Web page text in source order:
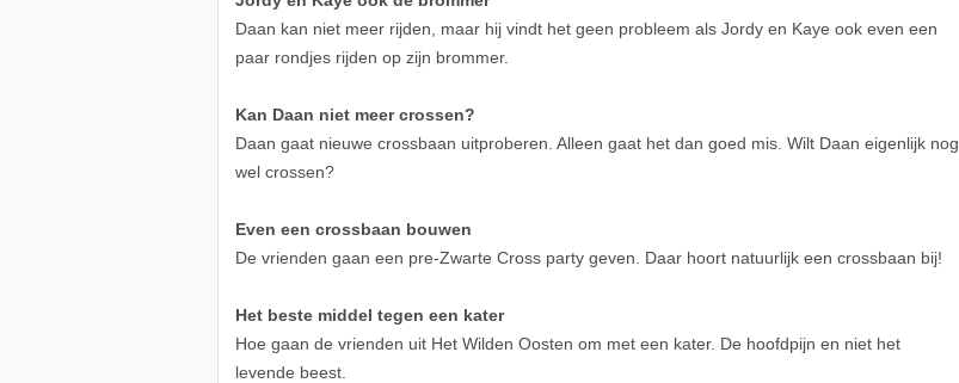
Daan kan niet meer rijden, maar hij vindt het geen probleem als Jordy en Kaye ook even een
paar rondjes rijden op zijn brommer.
Kan Daan niet meer crossen?
Daan gaat nieuwe crossbaan uitproberen. Alleen gaat het dan goed mis. Wilt Daan eigenlijk nog
wel crossen?
Even een crossbaan bouwen
De vrienden gaan een pre-Zwarte Cross party geven. Daar hoort natuurlijk een crossbaan bij!
Het beste middel tegen een kater
Hoe gaan de vrienden uit Het Wilden Oosten om met een kater. De hoofdpijn en niet het
levende beest.